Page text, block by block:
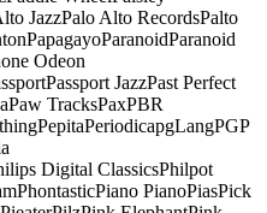
JazzPalo Alto RecordsPalto
PapagayoParanoidParanoid
Odeon
Passport JazzPast Perfect
Paw TracksPaxPBR
PepitaPeriodicapgLangPGP
Digital ClassicsPhilpot
PhontasticPiano PianoPiasPick